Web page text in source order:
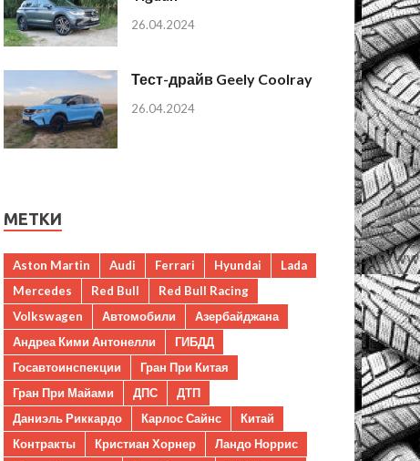
26.04.2024
Тест-драйв Geely Coolray
26.04.2024
МЕТКИ
Aston Martin Audi Ferrari Hyundai
Lada
Mercedes
Red Bull
Red Bull Racing
Volkswagen
Автомобили
Азербайджана
Андреа Кими Антонелли
ГИБДД
Госавтоинспекции
Гран При Китая
Гран При Майами
ДПС
ДТП
Даниэль Риккардо
Карлос Сайнс
Китай
Контракты
Кристиан Хорнер
Ландо Норрис